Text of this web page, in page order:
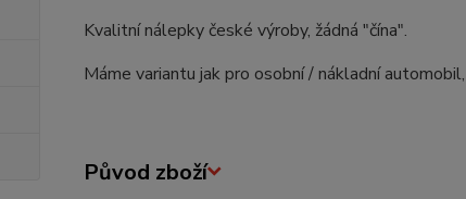
Kvalitní nálepky české výroby, žádná "čína".
Máme variantu jak pro osobní / nákladní
Původ zboží